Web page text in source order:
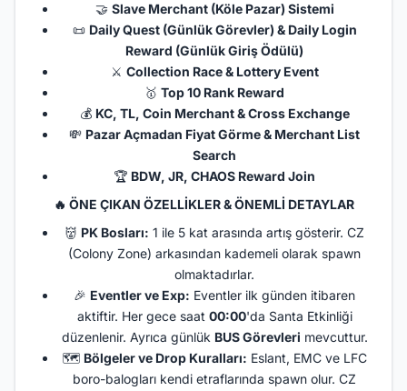
🤝 Slave Merchant (Köle Pazar) Sistemi
📜 Daily Quest (Günlük Görevler) & Daily Login
Reward (Günlük Giriş Ödülü)
⚔️ Collection Race & Lottery Event
🥇 Top 10 Rank Reward
💰 KC, TL, Coin Merchant & Cross Exchange
💸 Pazar Açmadan Fiyat Görme & Merchant List
Search
🏆 BDW, JR, CHAOS Reward Join
🔥 ÖNE ÇIKAN ÖZELLİKLER & ÖNEMLİ DETAYLAR
👹 PK Bosları: 1 ile 5 kat arasında artış gösterir. CZ
(Colony Zone) arkasından kademeli olarak spawn
olmaktadırlar.
🎉 Eventler ve Exp: Eventler ilk günden itibaren
aktiftir. Her gece saat 00:00'da Santa Etkinliği
düzenlenir. Ayrıca günlük BUS Görevleri mevcuttur.
🗺️ Bölgeler ve Drop Kuralları: Eslant, EMC ve LFC
boro-balogları kendi etraflarında spawn olur. CZ